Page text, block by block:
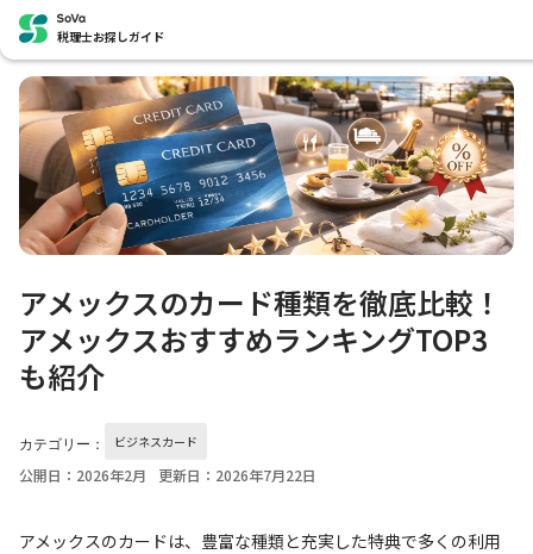
税理士お探しガイド
アメックスのカード種類を徹底比較！
アメックスおすすめランキングTOP3
も紹介
カテゴリー： ビジネスカード
公開日：2026年2月 更新日：2026年7月22日
アメックスのカードは、豊富な種類と充実した特典で多くの利用